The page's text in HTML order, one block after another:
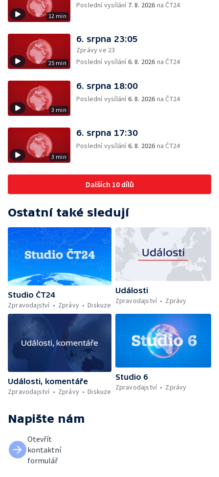
12 min
Poslední vysílání 7. 8. 2026 na ČT24
25 min
6. srpna 23:05
Zprávy ve 23
Poslední vysílání6. 8. 2026 na ČT24
3 min
6. srpna 18:00
Poslední vysílání6. 8. 2026 na ČT24
3 min
6. srpna 17:30
Poslední vysílání6. 8. 2026 na ČT24
Dalších 10 dílů
Ostatní také sledují
Studio ČT24
Zpravodajství
Zprávy Diskuze
Události
Zpravodajství
Zprávy
Události, komentáře
Zpravodajství
Zprávy Diskuze
Studio 6
Zpravodajství
Zprávy
Napište nám
Otevřít
kontaktní
formulář